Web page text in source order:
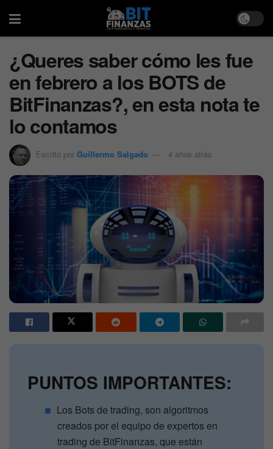
¿Queres saber cómo les fue
en febrero a los BOTS de
BitFinanzas?, en esta nota te
lo contamos
Escrito por Guillermo Salgado 4 años atrás
PUNTOS IMPORTANTES:
Los Bots de trading, son algoritmos
creados por el equipo de expertos en
trading de BitFinanzas, que están